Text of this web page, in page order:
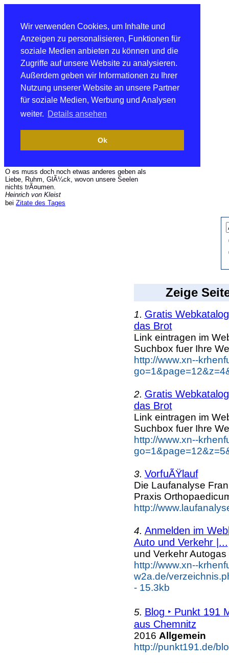
Wir verwenden Cookies, um Inhalte und
Anzeigen zu personalisieren, Funktionen für
soziale Medien anbieten zu können und die
Zugriffe auf unsere Website zu analysieren.
Außerdem geben wir Informationen zu Ihrer
Nutzung unserer Website an unsere Partner
für soziale Medien, Werbung und Analysen
weiter. Details ansehen
Ok
O es muss doch noch etwas anderes geben als
Liebe, Ruhm, GlÃ¼ck, wovon unsere Seelen
nichts trÃ¤umen.
Heinrich von Kleist
bei Zitate des Tages
Zeige
1. Gratis
das Brot
Link eintragen im
Suchbox fuer Ihre
http://www.xn--
2. Gratis
das Brot
Link eintragen im
Suchbox fuer Ihre
http://www.xn--
3. VorfuÃŸlauf
Die Laufanalyse
Praxis
http://
4. Anmelden im
Auto und Verkehr |...
und Verkehr
http://www.xn--
w2a.de/
- 15.3kb
5. Blog ‣ Punkt 191
aus Chemnitz
2016 Allgemein
http://punkt191.de/